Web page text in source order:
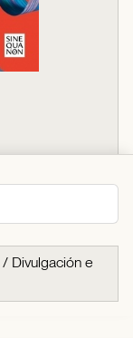
/ Divulgación e